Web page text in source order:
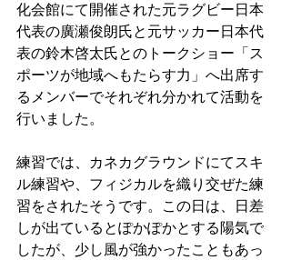
化会館にて開催された元ラグビー日本
代表の廣瀬俊朗氏と元サッカー日本代
表の鈴木啓太氏とのトークショー「ス
ポーツが地域へもたらす力」へ出席す
るメンバーでそれぞれ分かれて活動を
行いました。
練習では、カネカグラウンドにてスキ
ル練習や、フィジカルを織り交ぜた練
習をされたそうです。この日は、日差
しが出ているとぽかぽかとする陽気で
したが、少し風が強かったこともあっ